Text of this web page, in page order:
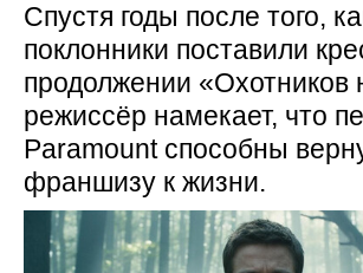
Спустя годы после того,
поклонники поставили
продолжении «Охотников
режиссёр намекает, что
Paramount способны
франшизу к жизни.